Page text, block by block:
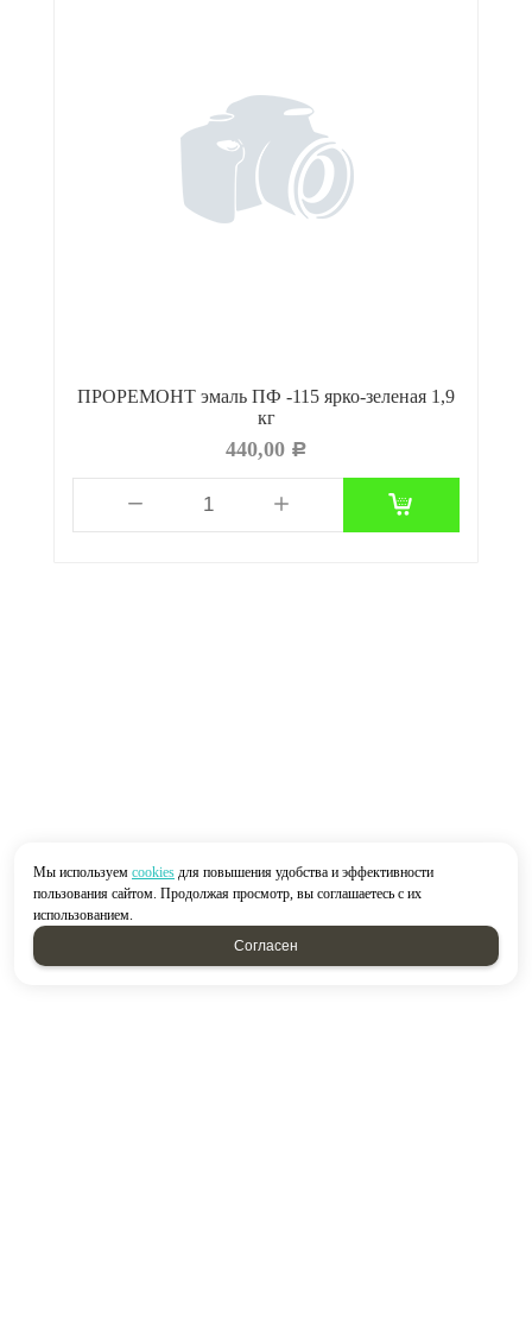
ПРОРЕМОНТ эмаль ПФ -115 ярко-зеленая 1,9
кг
440,00 Р
Мы используем cookies для повышения удобства и эффективности
пользования сайтом. Продолжая просмотр, вы соглашаетесь с их
использованием.
Согласен